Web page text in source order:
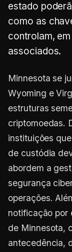
estado
como as
controlam,
associados.
Minnesota se
Wyoming e
estruturas
criptomoedas.
instituições
de custódia
abordem a
segurança
operações.
notificação por
de Minnesota,
antecedência,